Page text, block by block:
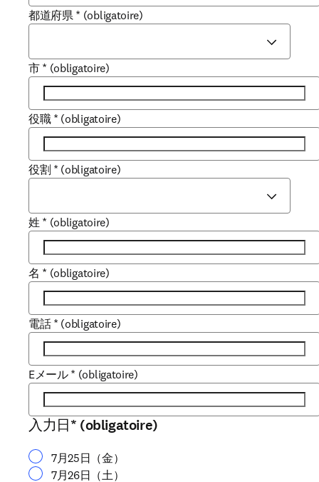
都道府県 * (obligatoire)
市 * (obligatoire)
役職 * (obligatoire)
役割 * (obligatoire)
姓 * (obligatoire)
名 * (obligatoire)
電話 * (obligatoire)
Eメール * (obligatoire)
入力日* (obligatoire)
7月25日（金）
7月26日（土）